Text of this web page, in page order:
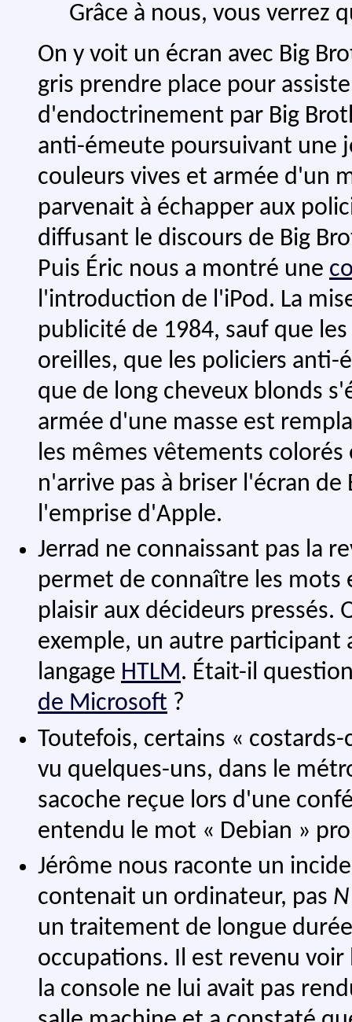
Grâce à nous, vous verrez
On y voit un écran avec Big
gris prendre place pour
d'endoctrinement par Big
anti-émeute poursuivant une
couleurs vives et armée d'un
parvenait à échapper aux
diffusant le discours de Big
Puis Éric nous a montré une
l'introduction de l'iPod. La
publicité de 1984, sauf que
oreilles, que les policiers
que de long cheveux blonds
armée d'une masse est
les mêmes vêtements
n'arrive pas à briser l'écran
l'emprise d'Apple.
Jerrad ne connaissant pas la
permet de connaître les mots
plaisir aux décideurs pressés.
exemple, un autre participant
langage HTLM. Était-il
de Microsoft ?
Toutefois, certains «
vu quelques-uns, dans le
sacoche reçue lors d'une
entendu le mot « Debian »
Jérôme nous raconte un
contenait un ordinateur, pas N
un traitement de longue
occupations. Il est revenu
la console ne lui avait pas